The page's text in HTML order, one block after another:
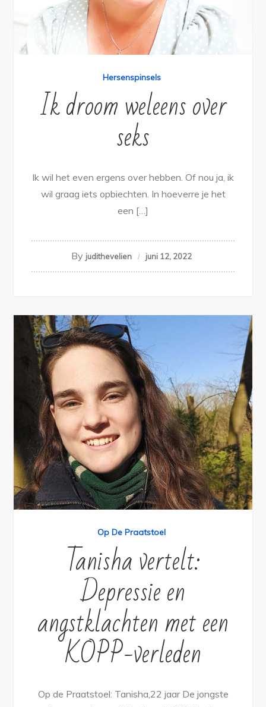
Hersenspinsels
Ik droom weleens over
seks
Ik wil het even ergens over hebben. Of nou ja, ik
wil graag iets opbiechten. In hoeverre je het
een […]
By judithevelien juni 12, 2022
Op De Praatstoel
Tanisha vertelt:
Depressie en
angstklachten met een
KOPP-verleden
Op de Praatstoel: Tanisha,22 jaar De jongste